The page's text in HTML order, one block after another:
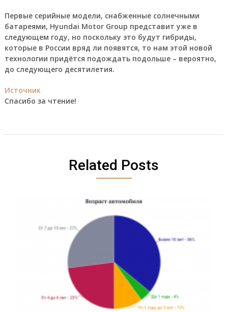
Первые серийные модели, снабженные солнечными
батареями, Hyundai Motor Group представит уже в
следующем году, но поскольку это будут гибриды,
которые в России вряд ли появятся, то нам этой новой
технологии придётся подождать подольше – вероятно,
до следующего десятилетия.
Источник
Спасибо за чтение!
Related Posts